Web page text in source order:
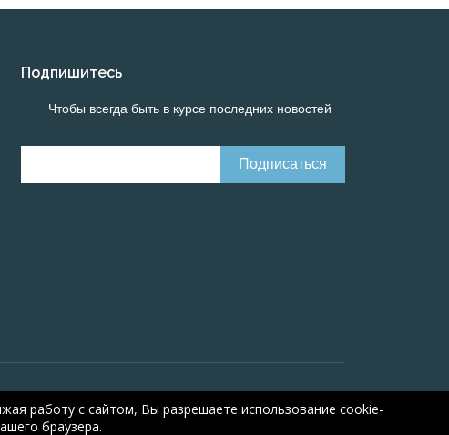
Подпишитесь
Чтобы всегда быть в курсе последних новостей
работу с сайтом, Вы разрешаете использование cookie-
браузера.